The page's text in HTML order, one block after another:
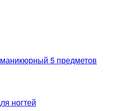
5 предметов
ногтей